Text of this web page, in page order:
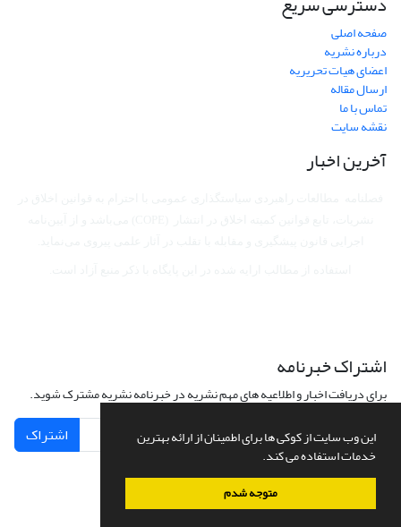
این وب سایت از کوکی ها برای اطمینان از ارائه بهترین
خدمات استفاده می کند.
متوجه شدم
صفحه اصلی
درباره نشریه
اعضای هیات تحریریه
ارسال مقاله
تماس با ما
نقشه سایت
آخرین اخبار
اشتراک خبرنامه
برای دریافت اخبار و اطلاعیه های مهم نشریه در خبرنامه نشریه مشترک شوید.
اشتراک
سامانه مدیریت نشریات علمی.طراحی و پیاده سازی ازسیناوب